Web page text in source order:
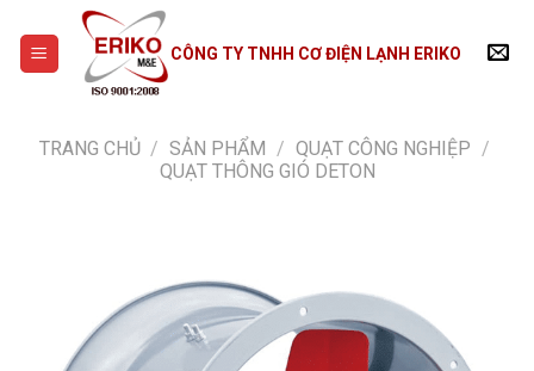
content
CÔNG TY TNHH CƠ ĐIỆN LẠNH ERIKO
TRANG CHỦ / SẢN PHẨM / QUẠT CÔNG NGHIỆP /
QUẠT THÔNG GIÓ DETON